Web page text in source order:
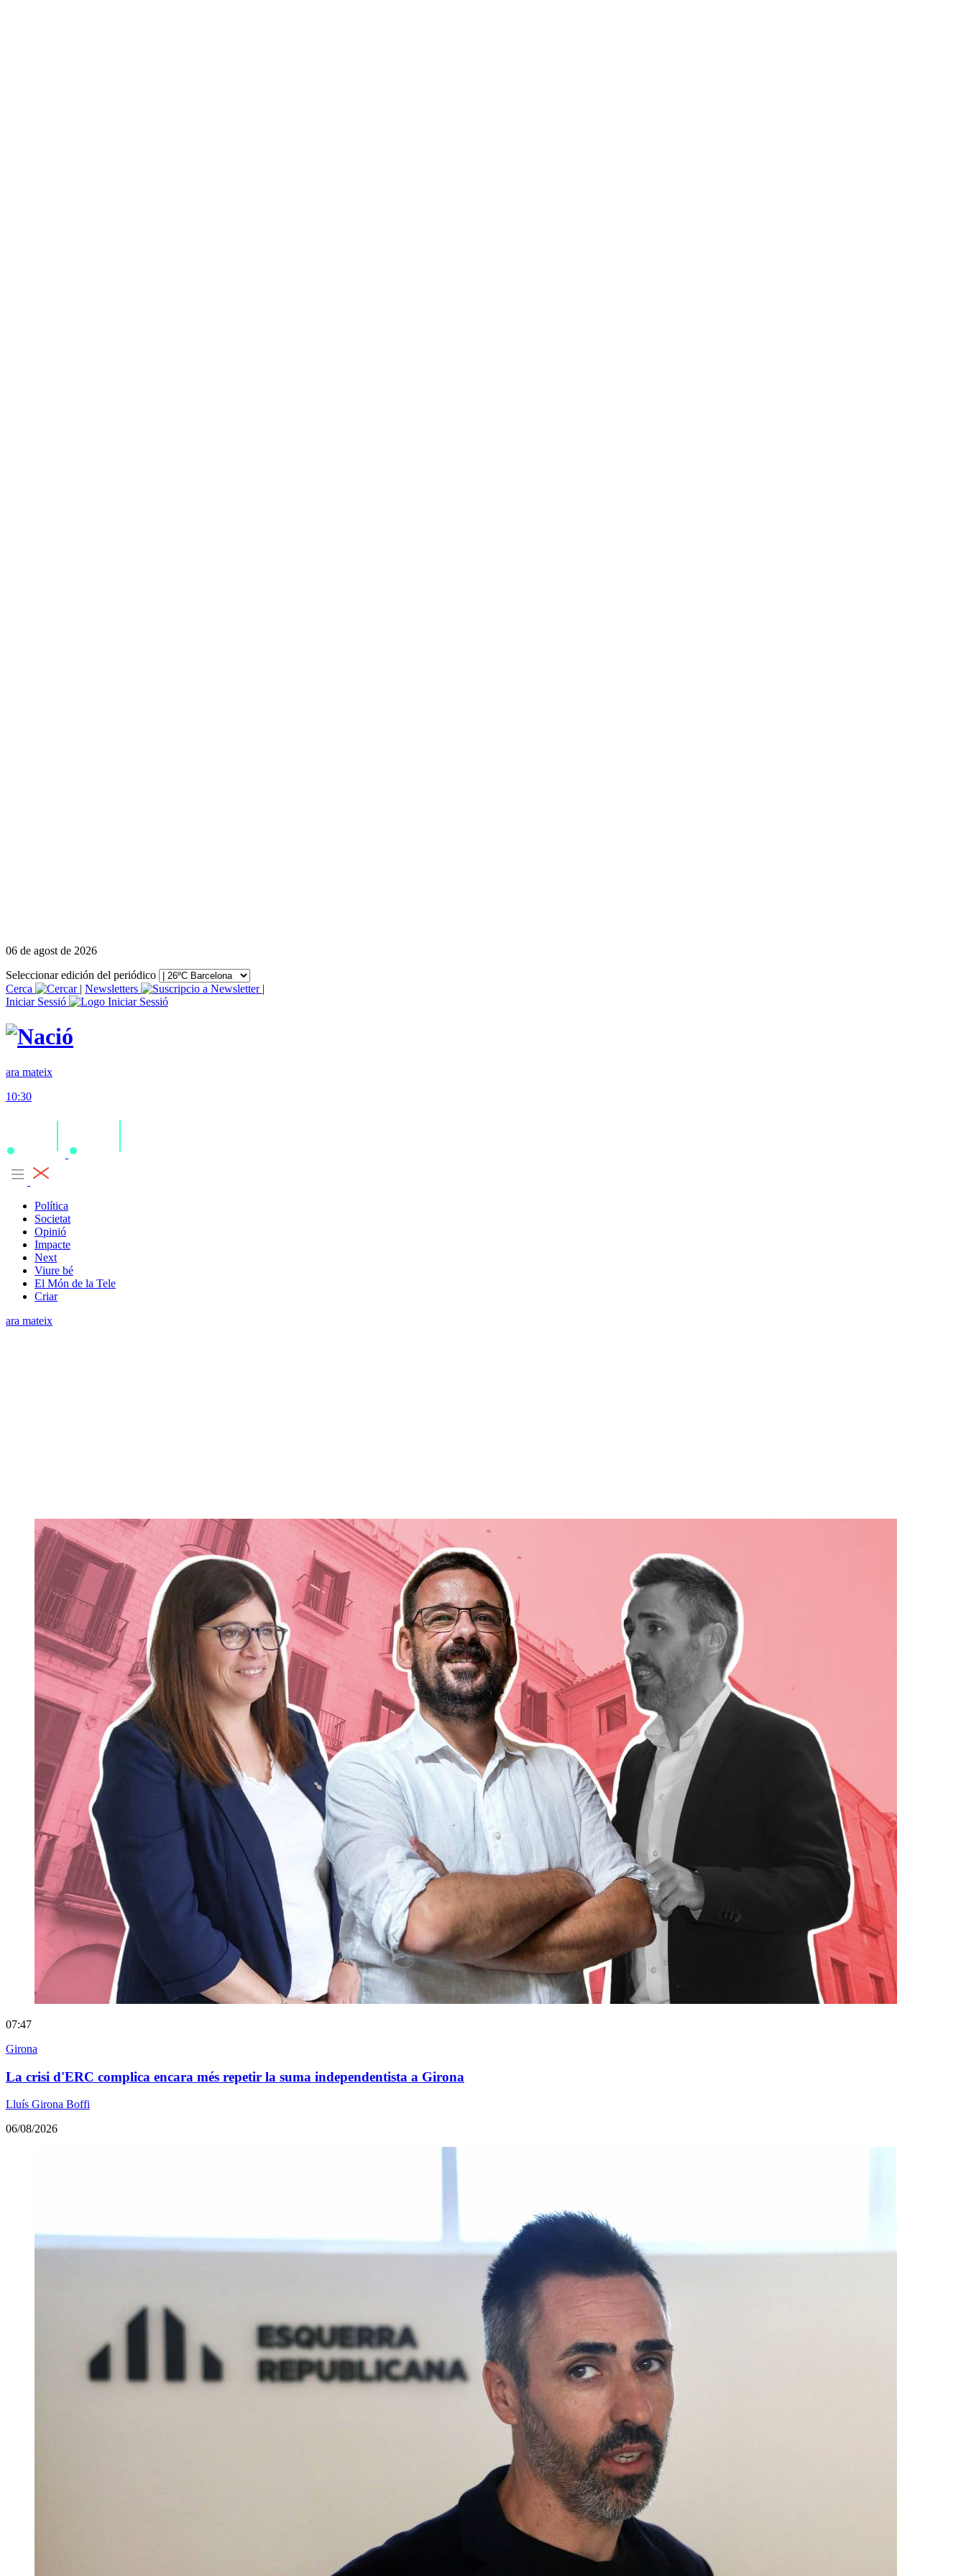
06 de agost de 2026
Seleccionar edición del periódico
Cerca
| Newsletters
|
Iniciar Sessió
ara mateix
10:30
Política
Societat
Opinió
Impacte
Next
Viure bé
El Món de la Tele
Criar
ara mateix
07:47
Girona
La crisi d'ERC complica encara més repetir la suma independentista a Girona
Lluís Girona Boffi
06/08/2026